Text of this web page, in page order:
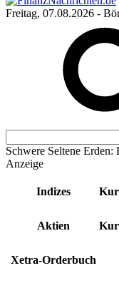
Freitag, 07.08.2026 -
Schwere Seltene
Anzeige
Indizes
Aktien
Xetra-Orderbuch